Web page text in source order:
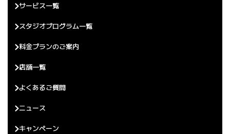
サービス一覧
スタジオプログラム一覧
料金プランのご案内
店舗一覧
よくあるご質問
ニュース
キャンペーン